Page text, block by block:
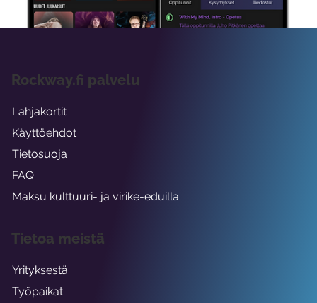
Rockway.fi palvelu
Lahjakortit
Käyttöehdot
Tietosuoja
FAQ
Maksu kulttuuri- ja virike-eduilla
Tietoa meistä
Yrityksestä
Työpaikat